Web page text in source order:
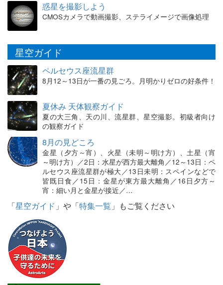
惑星を撮影しよう
CMOSカメラで動画撮影、ステライメージで画像処理
星空ガイド
ペルセウス座流星群
8月12～13日が一番の見ごろ。月明かりゼロの好条件！
夏休み 天体観察ガイド
夏の大三角、天の川、流星群、星空撮影。初級者向け
の観察ガイド
8月の見どころ
金星（夕方～宵）、火星（未明～明け方）、土星（宵
～明け方）／2日：水星が西方最大離角／12～13日：ペ
ルセウス座流星群が極大／13日未明：スペインなどで
皆既日食／15日：金星が東方最大離角／16日夕方～
宵：細い月と金星が接近／…
「星空ガイド 」や「特集一覧 」もご覧ください